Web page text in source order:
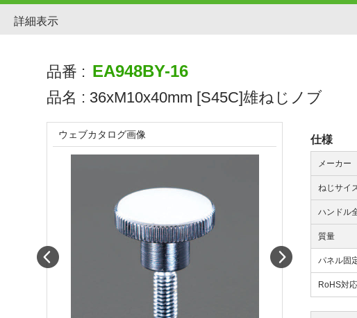
詳細表示
品番 : EA948BY-16
品名 : 36xM10x40mm [S45C]雄ねじノブ
仕様
メーカー
ねじサイ
ハンドル
質量
パネル固
RoHS対
ウェブカタログ画像